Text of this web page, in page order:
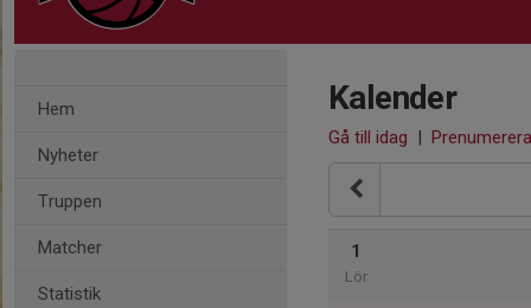
Hem
Nyheter
Truppen
Matcher
Statistik
Kalender
Gå till idag | Prenumerera
1
Lör